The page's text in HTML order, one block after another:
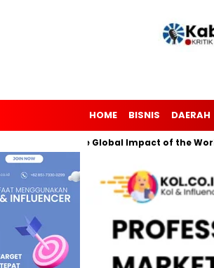
HOME BISNIS DAERAH
Soccer: The Global Impact of the World